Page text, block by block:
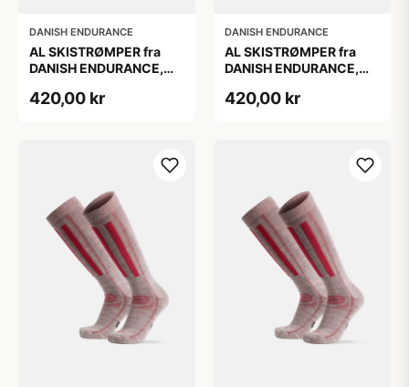
DANISH ENDURANCE
AL SKISTRØMPER fra
DANISH ENDURANCE,
420,00 kr
DANISH ENDURANCE
AL SKISTRØMPER fra
DANISH ENDURANCE,
420,00 kr